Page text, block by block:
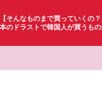
「これ無しじゃ生きられない…
の調味料が最高過ぎる？韓国人